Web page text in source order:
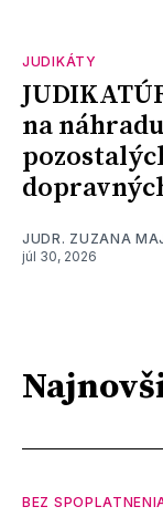
JUDIKÁTY
na
JUDR. ZUZANA
júl 30, 2026
BEZ